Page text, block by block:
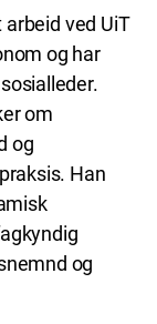
ved UiT
og har
om
og
Han
og